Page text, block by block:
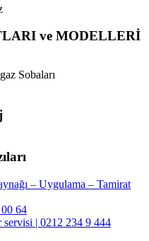
ve MODELLERİ
Sobaları
– Uygulama – Tamirat
64
| 0212 234 9 444